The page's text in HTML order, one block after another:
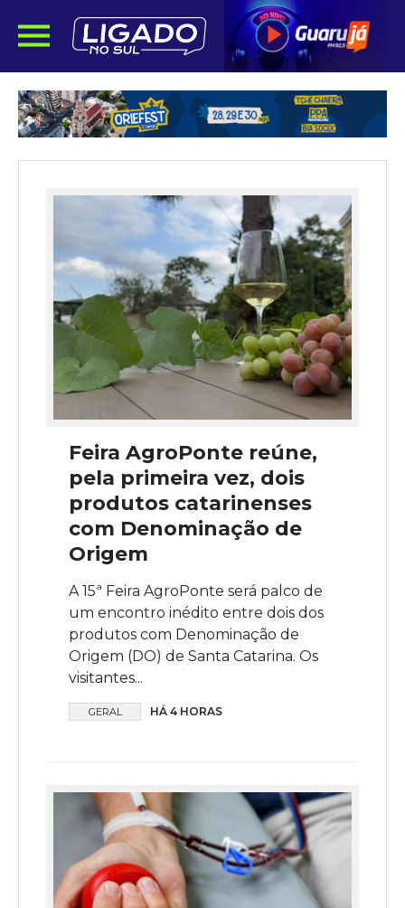
Feira AgroPonte reúne,
pela primeira vez, dois
produtos catarinenses
com Denominação de
Origem
A 15ª Feira AgroPonte será palco de
um encontro inédito entre dois dos
produtos com Denominação de
Origem (DO) de Santa Catarina. Os
visitantes...
GERAL HÁ 4 HORAS